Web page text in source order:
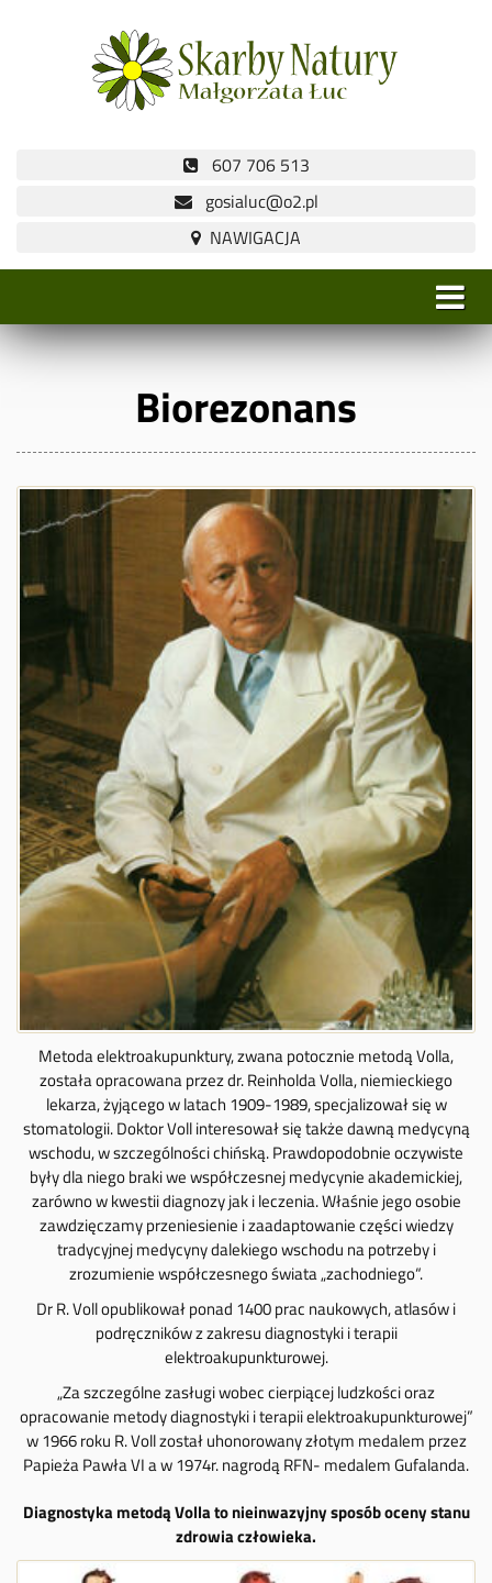
607 706 513
gosialuc@o2.pl
Biorezonans
Metoda elektroakupunktury, zwana potocznie metodą Volla,
została opracowana przez dr. Reinholda Volla, niemieckiego
lekarza, żyjącego w latach 1909-1989, specjalizował się w
stomatologii. Doktor Voll interesował się także dawną medycyną
wschodu, w szczególności chińską. Prawdopodobnie oczywiste
były dla niego braki we współczesnej medycynie akademickiej,
zarówno w kwestii diagnozy jak i leczenia. Właśnie jego osobie
zawdzięczamy przeniesienie i zaadaptowanie części wiedzy
tradycyjnej medycyny dalekiego wschodu na potrzeby i
zrozumienie współczesnego świata „zachodniego“.
Dr R. Voll opublikował ponad 1400 prac naukowych, atlasów i
podręczników z zakresu diagnostyki i terapii
elektroakupunkturowej.
„Za szczególne zasługi wobec cierpiącej ludzkości oraz
opracowanie metody diagnostyki i terapii elektroakupunkturowej”
w 1966 roku R. Voll został uhonorowany złotym medalem przez
Papieża Pawła VI a w 1974r. nagrodą RFN- medalem Gufalanda.
Diagnostyka metodą Volla to nieinwazyjny sposób oceny stanu
zdrowia człowieka.